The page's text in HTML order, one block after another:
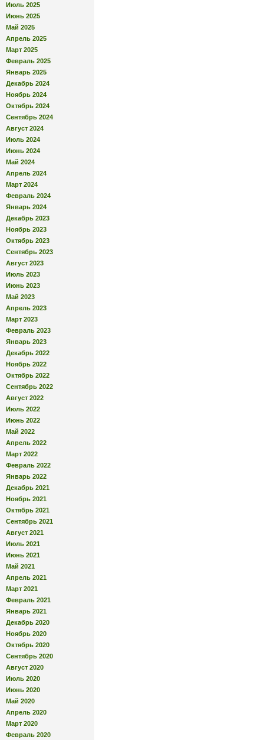
Июль 2025
Июнь 2025
Май 2025
Апрель 2025
Март 2025
Февраль 2025
Январь 2025
Декабрь 2024
Ноябрь 2024
Октябрь 2024
Сентябрь 2024
Август 2024
Июль 2024
Июнь 2024
Май 2024
Апрель 2024
Март 2024
Февраль 2024
Январь 2024
Декабрь 2023
Ноябрь 2023
Октябрь 2023
Сентябрь 2023
Август 2023
Июль 2023
Июнь 2023
Май 2023
Апрель 2023
Март 2023
Февраль 2023
Январь 2023
Декабрь 2022
Ноябрь 2022
Октябрь 2022
Сентябрь 2022
Август 2022
Июль 2022
Июнь 2022
Май 2022
Апрель 2022
Март 2022
Февраль 2022
Январь 2022
Декабрь 2021
Ноябрь 2021
Октябрь 2021
Сентябрь 2021
Август 2021
Июль 2021
Июнь 2021
Май 2021
Апрель 2021
Март 2021
Февраль 2021
Январь 2021
Декабрь 2020
Ноябрь 2020
Октябрь 2020
Сентябрь 2020
Август 2020
Июль 2020
Июнь 2020
Май 2020
Апрель 2020
Март 2020
Февраль 2020